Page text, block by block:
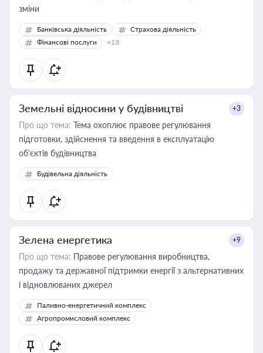
зміни
Банківська діяльність
Страхова діяльність
Фінансові послуги
+13
Земельні відносини у будівництві +3
Про що тема: Тема охоплює правове регулювання
підготовки, здійснення та введення в експлуатацію
об’єктів будівництва
Будівельна діяльність
Зелена енергетика +9
Про що тема: Правове регулювання виробництва,
продажу та державної підтримки енергії з альтернативних
і відновлюваних джерел
Паливно-енергетичний комплекс
Агропромисловий комплекс